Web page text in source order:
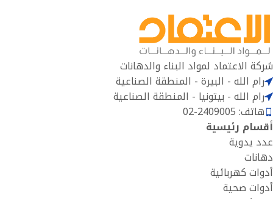
شركة الاعتماد لمواد البناء والدهانات
رام الله - البيرة - المنطقة الصناعية
رام الله - بيتونيا - المنطقة الصناعية
هاتف: 2409005-02
أقسام رئيسية
عدد يدوية
دهانات
أدوات كهربائية
أدوات صحية